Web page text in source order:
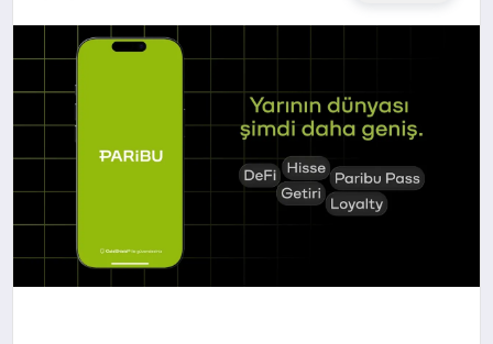
EKONOMI
SAĞLIK
SPOR